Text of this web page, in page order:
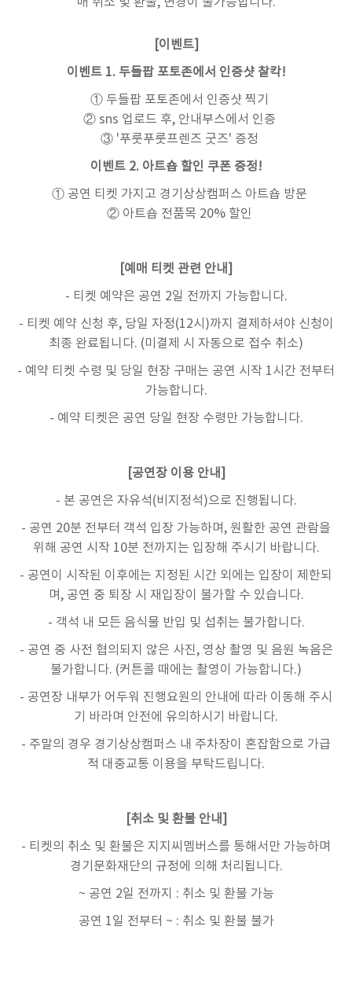
[이벤트]
이벤트 1. 두들팝 포토존에서 인증샷 찰칵!
① 두들팝 포토존에서 인증샷 찍기
② sns 업로드 후, 안내부스에서 인증
③ '푸룻푸룻프렌즈 굿즈' 증정
이벤트 2. 아트숍 할인 쿠폰 증정!
① 공연 티켓 가지고 경기상상캠퍼스 아트숍 방문
② 아트숍 전품목 20% 할인
[예매 티켓 관련 안내]
- 티켓 예약은 공연 2일 전까지 가능합니다.
- 티켓 예약 신청 후, 당일 자정(12시)까지 결제하셔야 신청이
최종 완료됩니다. (미결제 시 자동으로 접수 취소)
- 예약 티켓 수령 및 당일 현장 구매는 공연 시작 1시간 전부터
가능합니다.
- 예약 티켓은 공연 당일 현장 수령만 가능합니다.
[공연장 이용 안내]
- 본 공연은 자유석(비지정석)으로 진행됩니다.
- 공연 20분 전부터 객석 입장 가능하며, 원활한 공연 관람을
위해 공연 시작 10분 전까지는 입장해 주시기 바랍니다.
- 공연이 시작된 이후에는 지정된 시간 외에는 입장이 제한되
며, 공연 중 퇴장 시 재입장이 불가할 수 있습니다.
- 객석 내 모든 음식물 반입 및 섭취는 불가합니다.
- 공연 중 사전 협의되지 않은 사진, 영상 촬영 및 음원 녹음은
불가합니다. (커튼콜 때에는 촬영이 가능합니다.)
- 공연장 내부가 어두워 진행요원의 안내에 따라 이동해 주시
기 바라며 안전에 유의하시기 바랍니다.
- 주말의 경우 경기상상캠퍼스 내 주차장이 혼잡함으로 가급
적 대중교통 이용을 부탁드립니다.
[취소 및 환불 안내]
- 티켓의 취소 및 환불은 지지씨멤버스를 통해서만 가능하며
경기문화재단의 규정에 의해 처리됩니다.
~ 공연 2일 전까지 : 취소 및 환불 가능
공연 1일 전부터 ~ : 취소 및 환불 불가